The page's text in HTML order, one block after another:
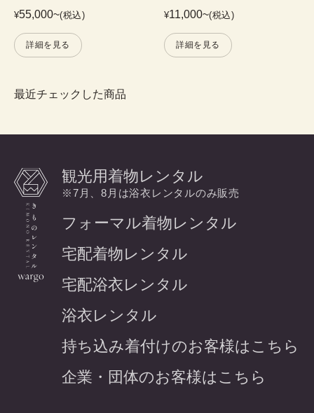
¥55,000~(税込)
詳細を見る
¥11,000~(税込)
詳細を見る
最近チェックした商品
観光用着物レンタル
※7月、8月は浴衣レンタルのみ販売
フォーマル着物レンタル
宅配着物レンタル
宅配浴衣レンタル
浴衣レンタル
持ち込み着付けのお客様はこちら
企業・団体のお客様はこちら